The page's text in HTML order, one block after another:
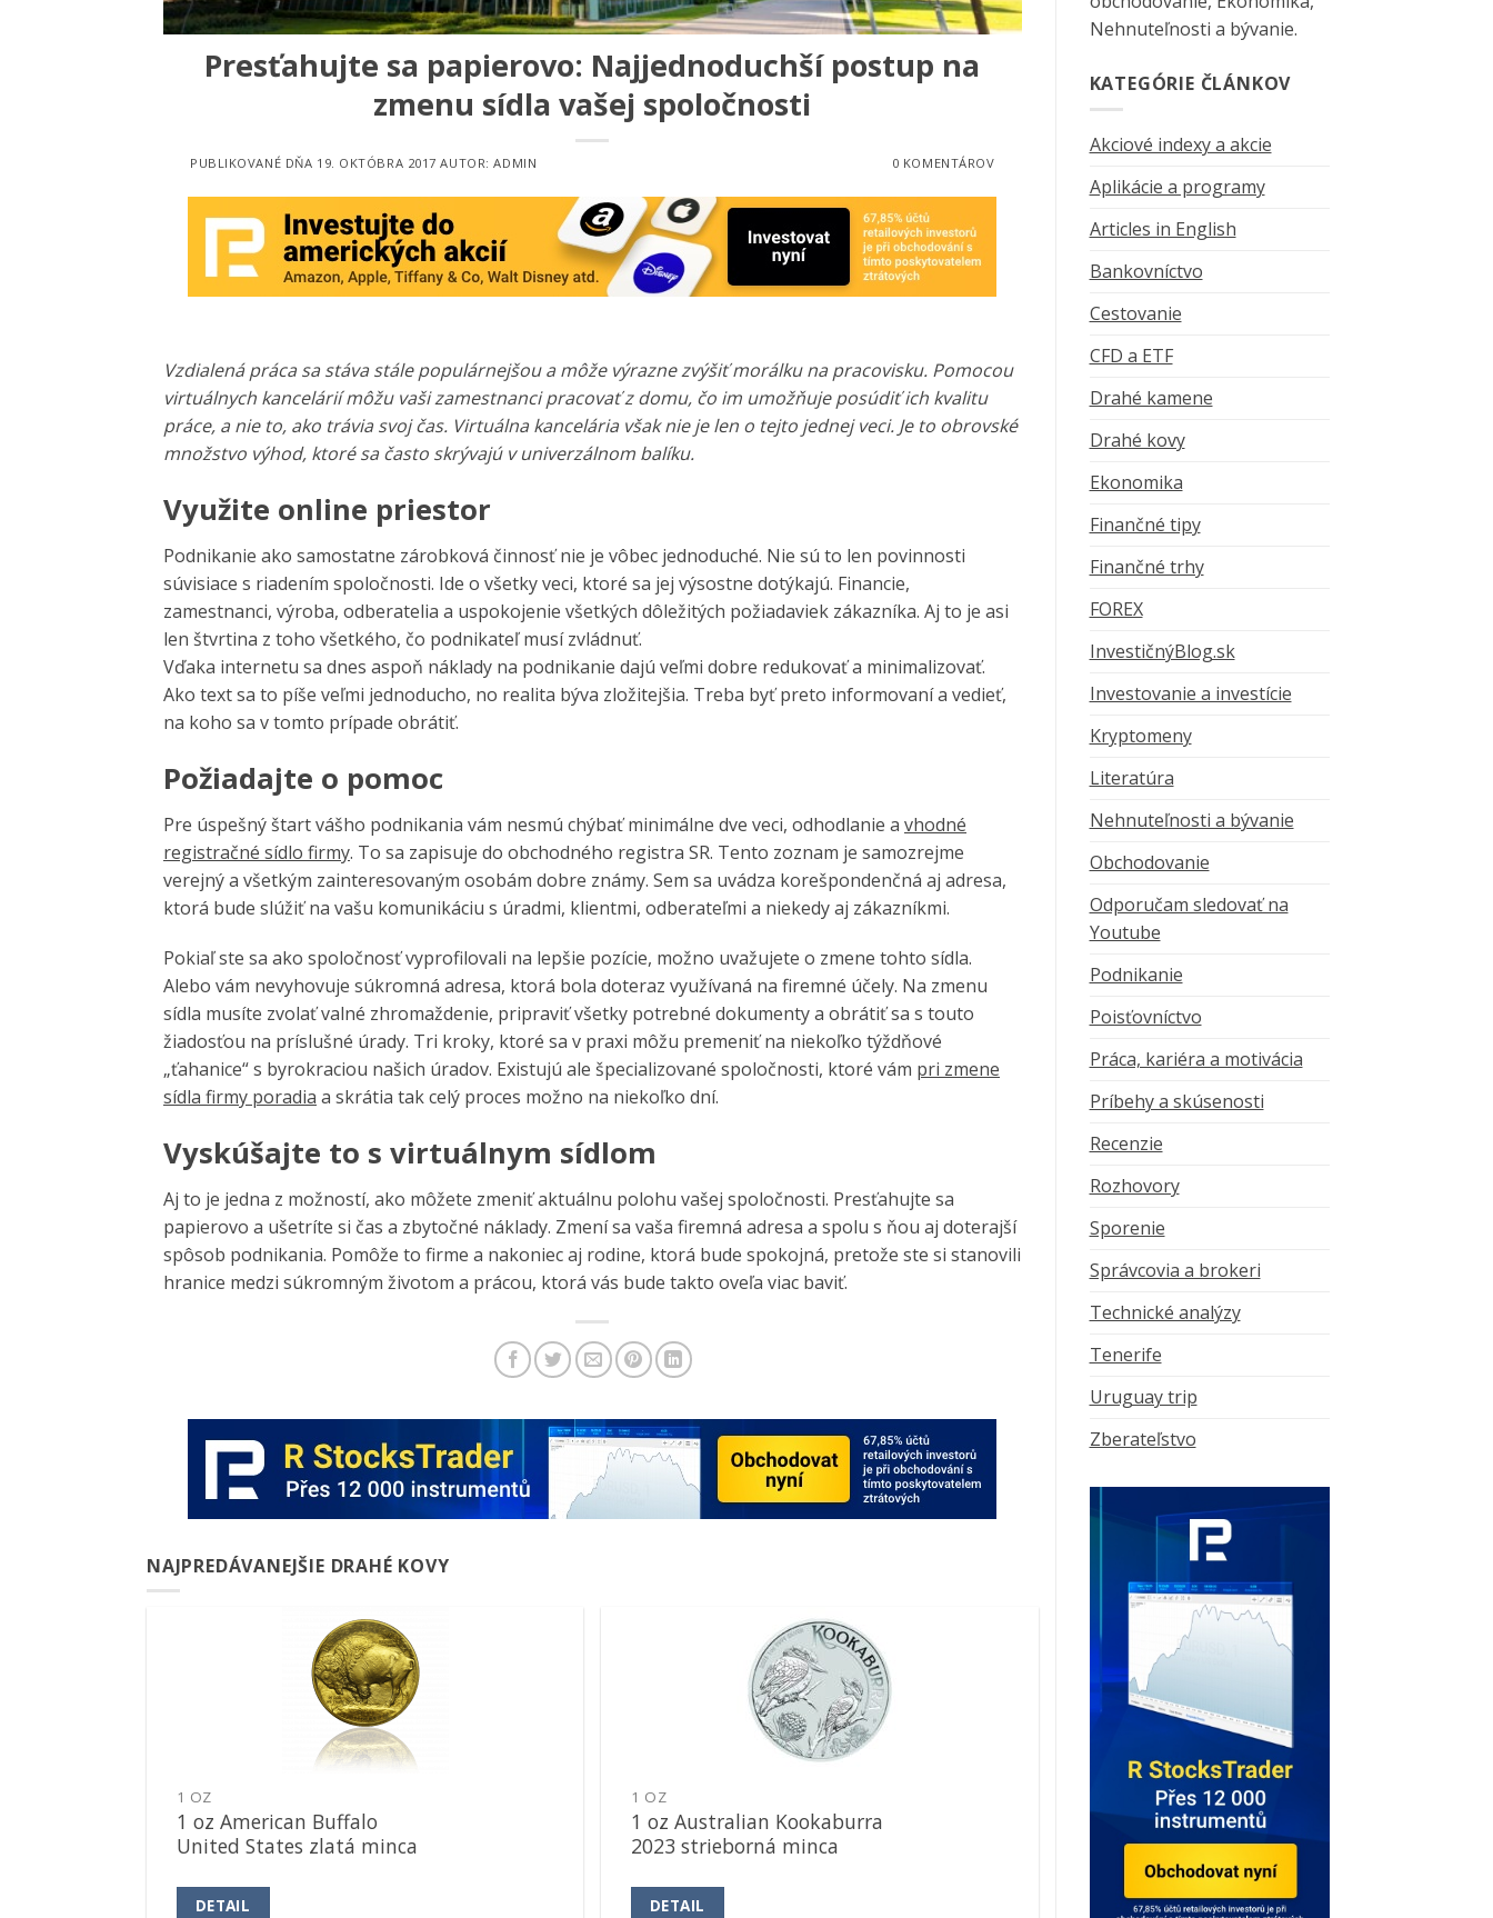
Presťahujte sa papierovo: Najjednoduchší postup na
zmenu sídla vašej spoločnosti
PUBLIKOVANÉ DŇA 19. OKTÓBRA 2017 AUTOR:ADMIN 0 KOMENTÁROV
Vzdialená práca sa stáva stále populárnejšou a môže výrazne zvýšiť morálku na pracovisku. Pomocou
virtuálnych kancelárií môžu vaši zamestnanci pracovať z domu, čo im umožňuje posúdiť ich kvalitu
práce, a nie to, ako trávia svoj čas. Virtuálna kancelária však nie je len o tejto jednej veci. Je to obrovské
množstvo výhod, ktoré sa často skrývajú v univerzálnom balíku.
Využite online priestor
Podnikanie ako samostatne zárobková činnosť nie je vôbec jednoduché. Nie sú to len povinnosti
súvisiace s riadením spoločnosti. Ide o všetky veci, ktoré sa jej výsostne dotýkajú. Financie,
zamestnanci, výroba, odberatelia a uspokojenie všetkých dôležitých požiadaviek zákazníka. Aj to je asi
len štvrtina z toho všetkého, čo podnikateľ musí zvládnuť.
Vďaka internetu sa dnes aspoň náklady na podnikanie dajú veľmi dobre redukovať a minimalizovať.
Ako text sa to píše veľmi jednoducho, no realita býva zložitejšia. Treba byť preto informovaní a vedieť,
na koho sa v tomto prípade obrátiť.
Požiadajte o pomoc
Pre úspešný štart vášho podnikania vám nesmú chýbať minimálne dve veci, odhodlanie a vhodné
registračné sídlo firmy. To sa zapisuje do obchodného registra SR. Tento zoznam je samozrejme
verejný a všetkým zainteresovaným osobám dobre známy. Sem sa uvádza korešpondenčná aj adresa,
ktorá bude slúžiť na vašu komunikáciu s úradmi, klientmi, odberateľmi a niekedy aj zákazníkmi.
Pokiaľ ste sa ako spoločnosť vyprofilovali na lepšie pozície, možno uvažujete o zmene tohto sídla.
Alebo vám nevyhovuje súkromná adresa, ktorá bola doteraz využívaná na firemné účely. Na zmenu
sídla musíte zvolať valné zhromaždenie, pripraviť všetky potrebné dokumenty a obrátiť sa s touto
žiadosťou na príslušné úrady. Tri kroky, ktoré sa v praxi môžu premeniť na niekoľko týždňové
„ťahanice“ s byrokraciou našich úradov. Existujú ale špecializované spoločnosti, ktoré vám pri zmene
sídla firmy poradia a skrátia tak celý proces možno na niekoľko dní.
Vyskúšajte to s virtuálnym sídlom
Aj to je jedna z možností, ako môžete zmeniť aktuálnu polohu vašej spoločnosti. Presťahujte sa
papierovo a ušetríte si čas a zbytočné náklady. Zmení sa vaša firemná adresa a spolu s ňou aj doterajší
spôsob podnikania. Pomôže to firme a nakoniec aj rodine, ktorá bude spokojná, pretože ste si stanovili
hranice medzi súkromným životom a prácou, ktorá vás bude takto oveľa viac baviť.
NAJPREDÁVANEJŠIE DRAHÉ KOVY
Pridať k
obľúbeným
1 OZ
1 oz American Buffalo
United States zlatá minca
DETAIL
Pridať k
obľúbeným
1 OZ
1 oz Australian Kookaburra
2023 strieborná minca
DETAIL
Nehnuteľnosti a bývanie.
KATEGÓRIE ČLÁNKOV
Akciové indexy a akcie
Aplikácie a programy
Articles in English
Bankovníctvo
Cestovanie
CFD a ETF
Drahé kamene
Drahé kovy
Ekonomika
Finančné tipy
Finančné trhy
FOREX
InvestičnýBlog.sk
Investovanie a investície
Kryptomeny
Literatúra
Nehnuteľnosti a bývanie
Obchodovanie
Odporučam sledovať na
Youtube
Podnikanie
Poisťovníctvo
Práca, kariéra a motivácia
Príbehy a skúsenosti
Recenzie
Rozhovory
Sporenie
Správcovia a brokeri
Technické analýzy
Tenerife
Uruguay trip
Zberateľstvo